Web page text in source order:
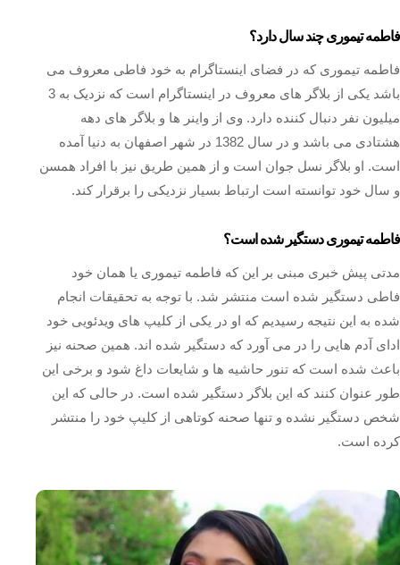
فاطمه تیموری چند سال دارد؟
فاطمه تیموری که در فضای اینستاگرام به خود فاطی معروف می
باشد یکی از بلاگر های معروف در اینستاگرام است که نزدیک به 3
میلیون نفر دنبال کننده دارد. وی از واینر ها و بلاگر های دهه
هشتادی می باشد و در سال 1382 در شهر اصفهان به دنیا آمده
است. او بلاگر نسل جوان است و از همین طریق نیز با افراد همسن
و سال خود توانسته است ارتباط بسیار نزدیکی را برقرار کند.
فاطمه تیموری دستگیر شده است؟
مدتی پیش خبری مبنی بر این که فاطمه تیموری یا همان خود
فاطی دستگیر شده است منتشر شد. با توجه به تحقیقات انجام
شده به این نتیجه رسیدیم که او در یکی از کلیپ های ویدئویی خود
ادای آدم هایی را در می آورد که دستگیر شده اند. همین صحنه نیز
باعث شده است که تنور حاشیه ها و شایعات داغ شود و برخی این
طور عنوان کنند که این بلاگر دستگیر شده است. در حالی که این
شخص دستگیر نشده و تنها صحنه کوتاهی از کلیپ خود را منتشر
کرده است.